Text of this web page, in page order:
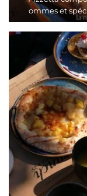
ommes et